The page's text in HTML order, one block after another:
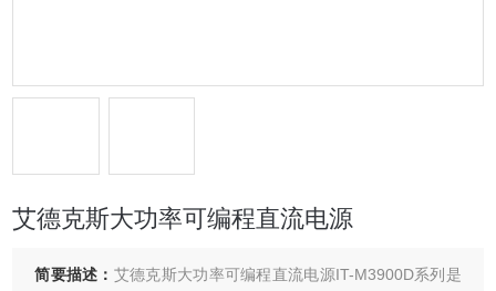
艾德克斯大功率可编程直流电源
简要描述： 艾德克斯大功率可编程直流电源IT-M3900D系列是